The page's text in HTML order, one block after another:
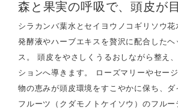
森と果実の呼吸で、頭皮が
シラカンバ葉水とセイヨウノコギリソウ花
発酵液やハーブエキスを贅沢に配合したヘ
ス。 頭皮をやさしくうるおしながら整え
ションへ導きます。 ローズマリーやセー
物の恵みが頭皮環境をすこやかに保ち、
フルーツ（クダモノトケイソウ）のフル